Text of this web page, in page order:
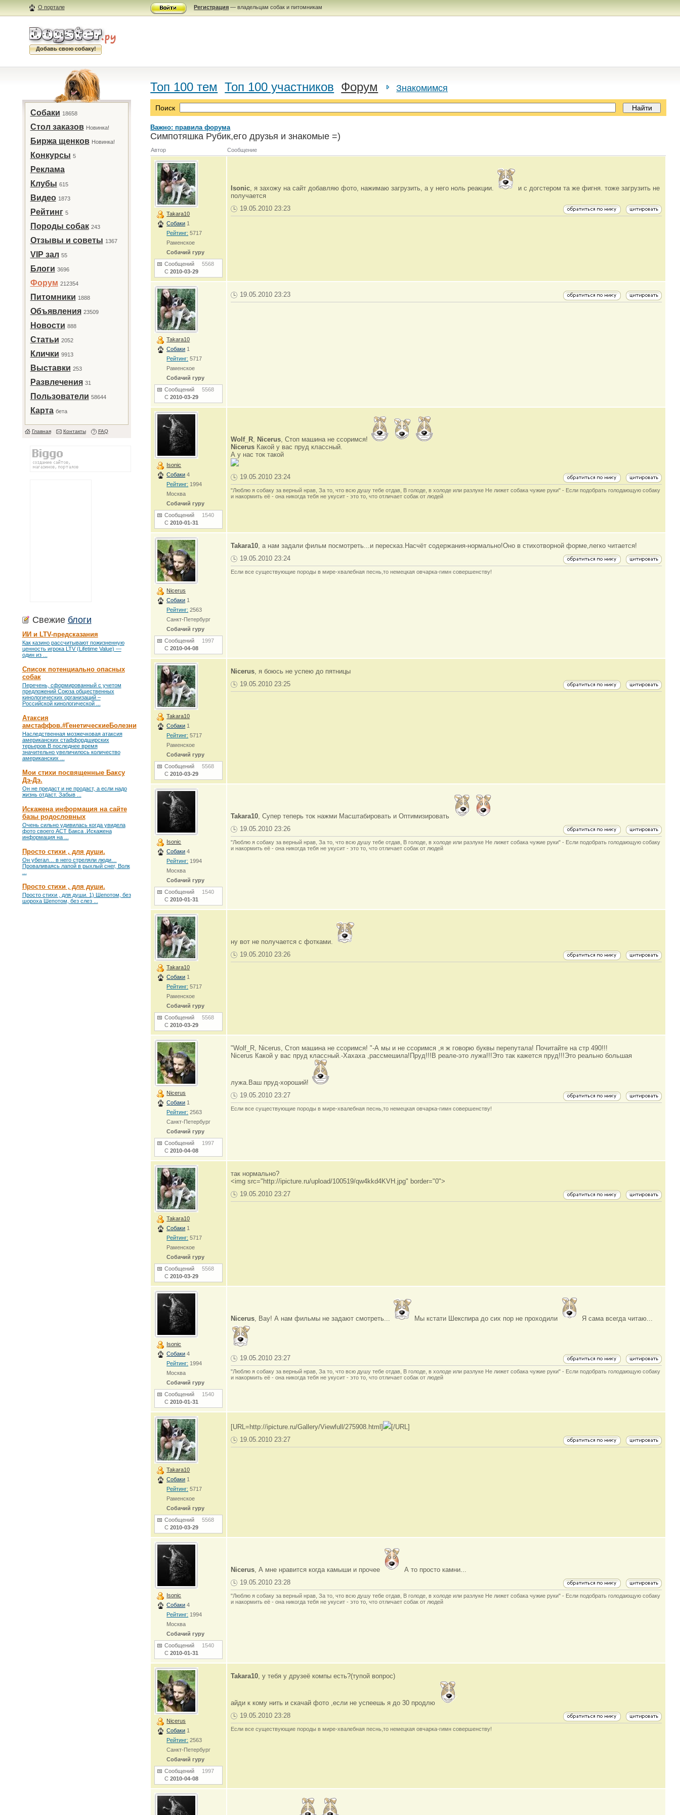
О портале Регистрация — владельцам собак и питомникам
Добавь свою собаку!
Собаки 18658
Стол заказов Новинка!
Биржа щенков Новинка!
Конкурсы 5
Реклама
Клубы 615
Видео 1873
Рейтинг 5
Породы собак 243
Отзывы и советы 1367
VIP зал 55
Блоги 3696
Форум 212354
Питомники 1888
Объявления 23509
Новости 888
Статьи 2052
Клички 9913
Выставки 253
Развлечения 31
Пользователи 58644
Карта бета
Главная Контакты FAQ
Свежие блоги
ИИ и LTV-предсказания
Как казино рассчитывают пожизненную
ценность игрока LTV (Lifetime Value) —
один из ...
Список потенциально опасных
собак
Перечень, сформированный с учетом
предложений Союза общественных
кинологических организаций –
Российской кинологической ...
Атаксия
амстаффов.#ГенетическиеБолезни
Наследственная мозжечковая атаксия
американских стаффордширских
терьеров.В последнее время
значительно увеличилось количество
американских ...
Мои стихи посвященные Баксу
Дэ-Дэ.
Он не предаст и не продаст, а если надо
жизнь отдаст. Забыв ...
Искажена информация на сайте
базы родословных
Очень сильно удивилась когда увидела
фото своего АСТ Бакса .Искажена
информация на ...
Просто стихи , для души.
Он убегал… в него стреляли люди…
Проваливаясь лапой в рыхлый снег, Волк
Просто стихи , для души.
Просто стихи , для души. 1) Шепотом, без
шороха Шепотом, без слез ...
Топ 100 тем Топ 100 участников Форум Знакомимся
Поиск
Важно: правила форума
Симпотяшка Рубик,его друзья и знакомые =)
Автор Сообщение
Takara10
Собаки 1
Рейтинг: 5717
Раменское
Собачий гуру
Сообщений5568
С2010-03-29
Isonic, я захожу на сайт добавляю фото, нажимаю загрузить, а у него ноль реакции.
и с догстером та же фигня. тоже загрузить не
получается
19.05.2010 23:23
Takara10
Собаки 1
Рейтинг: 5717
Раменское
Собачий гуру
Сообщений5568
С2010-03-29
19.05.2010 23:23
Isonic
Собаки 4
Рейтинг: 1994
Москва
Собачий гуру
Сообщений 1540
С2010-01-31
Wolf_R, Nicerus, Стоп машина не ссоримся!
Nicerus Какой у вас пруд классный.
А у нас ток такой
19.05.2010 23:24
"Люблю я собаку за верный нрав, За то, что всю душу тебе отдав, В голоде, в холоде или разлуке Не лижет собака чужие руки" - Если подобрать голодающую собаку
и накормить её - она никогда тебя не укусит - это то, что отличает собак от людей
Nicerus
Собаки 1
Рейтинг: 2563
Санкт-Петербург
Собачий гуру
Сообщений 1997
С2010-04-08
Takara10, а нам задали фильм посмотреть...и пересказ.Насчёт содержания-нормально!Оно в стихотворной форме,легко читается!
19.05.2010 23:24
Если все существующие породы в мире-хвалебная песнь,то немецкая овчарка-гимн совершенству!
Takara10
Собаки 1
Рейтинг: 5717
Раменское
Собачий гуру
Сообщений5568
С2010-03-29
Nicerus, я боюсь не успею до пятницы
19.05.2010 23:25
Isonic
Собаки 4
Рейтинг: 1994
Москва
Собачий гуру
Сообщений 1540
С2010-01-31
Takara10, Супер теперь ток нажми Масштабировать и Оптимизировать
19.05.2010 23:26
"Люблю я собаку за верный нрав, За то, что всю душу тебе отдав, В голоде, в холоде или разлуке Не лижет собака чужие руки" - Если подобрать голодающую собаку
и накормить её - она никогда тебя не укусит - это то, что отличает собак от людей
Takara10
Собаки 1
Рейтинг: 5717
Раменское
Собачий гуру
Сообщений5568
С2010-03-29
ну вот не получается с фотками.
19.05.2010 23:26
Nicerus
Собаки 1
Рейтинг: 2563
Санкт-Петербург
Собачий гуру
Сообщений 1997
С2010-04-08
"Wolf_R, Nicerus, Стоп машина не ссоримся! "-А мы и не ссоримся ,я ж говорю буквы перепутала! Почитайте на стр 490!!!
Nicerus Какой у вас пруд классный.-Хахаха ,рассмешила!Пруд!!!В реале-это лужа!!!Это так кажется пруд!!!Это реально большая
лужа.Ваш пруд-хороший!
19.05.2010 23:27
Если все существующие породы в мире-хвалебная песнь,то немецкая овчарка-гимн совершенству!
Takara10
Собаки 1
Рейтинг: 5717
Раменское
Собачий гуру
Сообщений5568
С2010-03-29
так нормально?
<img src="http://ipicture.ru/upload/100519/qw4kkd4KVH.jpg" border="0">
19.05.2010 23:27
Isonic
Собаки 4
Рейтинг: 1994
Москва
Собачий гуру
Сообщений 1540
С2010-01-31
Nicerus, Вау! А нам фильмы не задают смотреть... Мы кстати Шекспира до сих пор не проходили Я сама всегда читаю...
19.05.2010 23:27
"Люблю я собаку за верный нрав, За то, что всю душу тебе отдав, В голоде, в холоде или разлуке Не лижет собака чужие руки" - Если подобрать голодающую собаку
и накормить её - она никогда тебя не укусит - это то, что отличает собак от людей
Takara10
Собаки 1
Рейтинг: 5717
Раменское
Собачий гуру
Сообщений5568
С2010-03-29
[URL=http://ipicture.ru/Gallery/Viewfull/275908.html]
[/URL]
19.05.2010 23:27
Isonic
Собаки 4
Рейтинг: 1994
Москва
Собачий гуру
Сообщений 1540
С2010-01-31
Nicerus, А мне нравится когда камыши и прочее
А то просто камни...
19.05.2010 23:28
"Люблю я собаку за верный нрав, За то, что всю душу тебе отдав, В голоде, в холоде или разлуке Не лижет собака чужие руки" - Если подобрать голодающую собаку
и накормить её - она никогда тебя не укусит - это то, что отличает собак от людей
Nicerus
Собаки 1
Рейтинг: 2563
Санкт-Петербург
Собачий гуру
Сообщений 1997
С2010-04-08
Takara10, у тебя у друзеё компы есть?(тупой вопрос)
айди к кому нить и скачай фото ,если не успеешь я до 30 продлю
19.05.2010 23:28
Если все существующие породы в мире-хвалебная песнь,то немецкая овчарка-гимн совершенству!